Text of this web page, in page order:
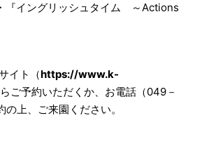
『イングリッシュタイム ～Actions
イト（https://www.k-
ご予約いただくか、お電話（049－
上、ご来園ください。